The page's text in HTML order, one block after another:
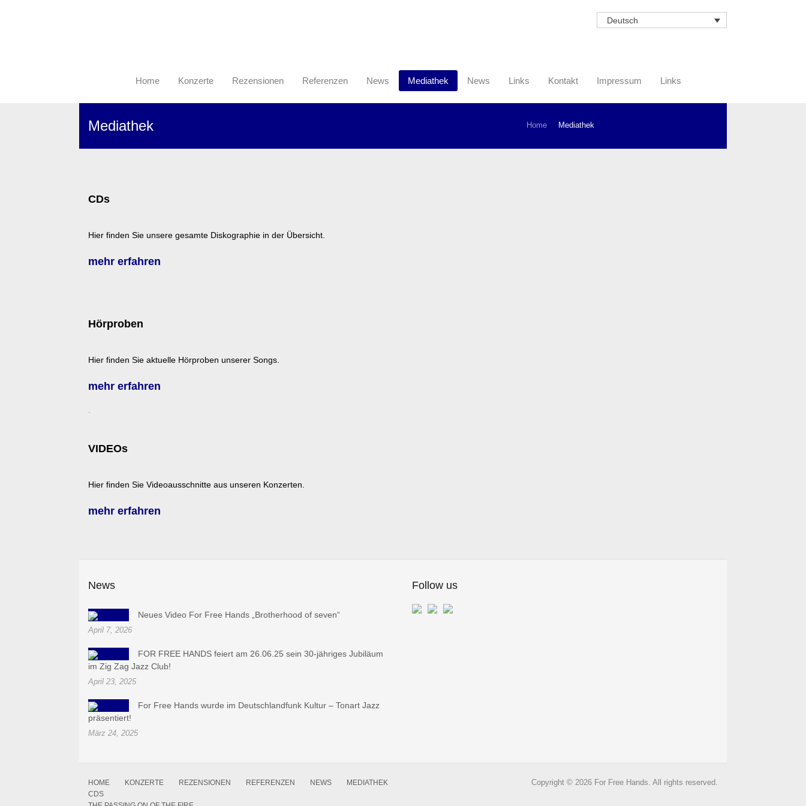
Deutsch
Home Konzerte Rezensionen Referenzen News Mediathek News Links Kontakt Impressum Links
Mediathek Home Mediathek
CDs
Hier finden Sie unsere gesamte Diskographie in der Übersicht.
mehr erfahren
Hörproben
Hier finden Sie aktuelle Hörproben unserer Songs.
mehr erfahren
.
VIDEOs
Hier finden Sie Videoausschnitte aus unseren Konzerten.
mehr erfahren
News
Neues Video For Free Hands „Brotherhood of seven“
April 7, 2026
FOR FREE HANDS feiert am 26.06.25 sein 30-jähriges Jubiläum
im Zig Zag Jazz Club!
April 23, 2025
For Free Hands wurde im Deutschlandfunk Kultur – Tonart Jazz
präsentiert!
März 24, 2025
Follow us
Copyright © 2026 For Free Hands. All rights reserved.
HOME KONZERTE REZENSIONEN REFERENZEN NEWS
MEDIATHEK
CDS